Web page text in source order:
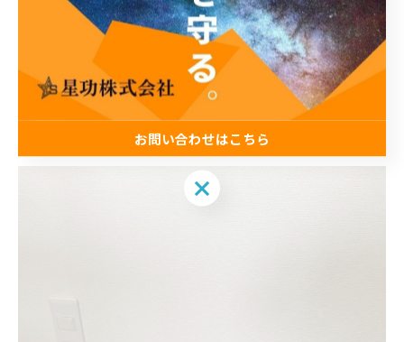
お問い合わせはこちら
お問い合わせはこちら